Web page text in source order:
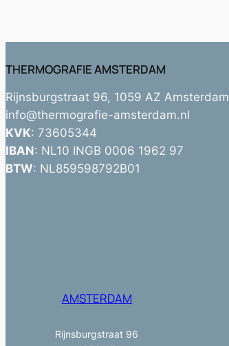
THERMOGRAFIE AMSTERDAM
Rijnsburgstraat 96, 1059 AZ Amsterdam
info@thermografie-amsterdam.nl
KVK: 73605344
IBAN: NL10 INGB 0006 1962 97
BTW: NL859598792B01
AMSTERDAM
Rijnsburgstraat 96